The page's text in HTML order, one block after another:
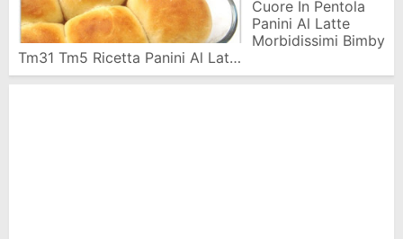
Cuore In Pentola
Panini Al Latte
Morbidissimi Bimby
Tm31 Tm5 Ricetta Panini Al Lat…